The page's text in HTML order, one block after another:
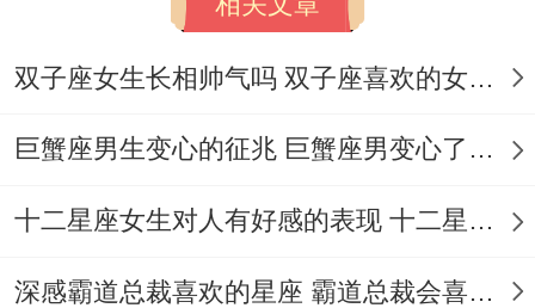
板块~特别是那些研发新型检测仪器的公司,
你们的专业直觉会帮大忙！
式换成温蜂蜜水会更明智，下午茶时间如果
闻到复印机旁传来的奇怪味道~最好当即开
双子座女生长相帅气吗 双子座喜欢的女生长相特征
巨蟹座男生变心的征兆 巨蟹座男变心了的表现
十二星座女生对人有好感的表现 十二星座女生面相
深感霸道总裁喜欢的星座 霸道总裁会喜欢你吗